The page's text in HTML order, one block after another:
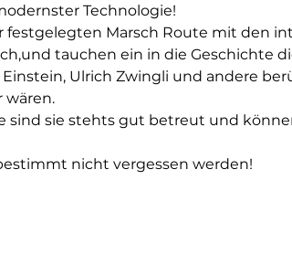
Technologie!
festgelegten Marsch Route mit den
tauchen ein in die Geschichte
Ulrich Zwingli und andere
wären.
sind sie stehts gut betreut und
nicht vergessen werden!